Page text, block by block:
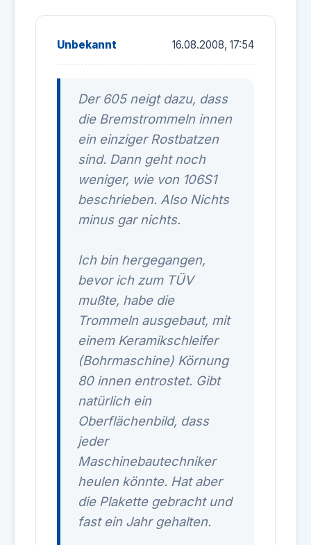
Unbekannt 16.08.2008, 17:54
Der 605 neigt dazu, dass
die Bremstrommeln innen
ein einziger Rostbatzen
sind. Dann geht noch
weniger, wie von 106S1
beschrieben. Also Nichts
minus gar nichts.
Ich bin hergegangen,
bevor ich zum TÜV
mußte, habe die
Trommeln ausgebaut, mit
einem Keramikschleifer
(Bohrmaschine) Körnung
80 innen entrostet. Gibt
natürlich ein
Oberflächenbild, dass
jeder
Maschinebautechniker
heulen könnte. Hat aber
die Plakette gebracht und
fast ein Jahr gehalten.